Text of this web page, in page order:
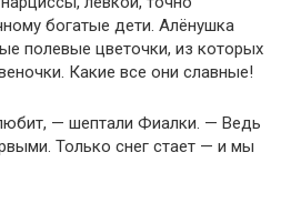
богатые дети. Алёнушка
полевые цветочки, из которых
Какие все они славные!
— шептали Фиалки. — Ведь
Только снег стает — и мы